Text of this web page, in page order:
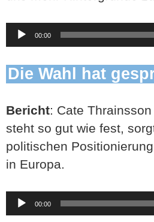
Audio-
Player
00:00
Die Wahl hat
Bericht: Cate Thrainsson
steht so gut wie fest,
politischen
in Europa.
Audio-
Player
00:00